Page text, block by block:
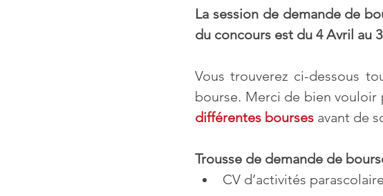
La session de demande de
du concours est du 4 Avril au
Vous trouverez ci-dessous
bourse. Merci de bien
différentes bourses avant de
Trousse de demande de
CV d’activités